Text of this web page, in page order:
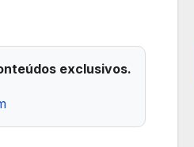
exclusivos.